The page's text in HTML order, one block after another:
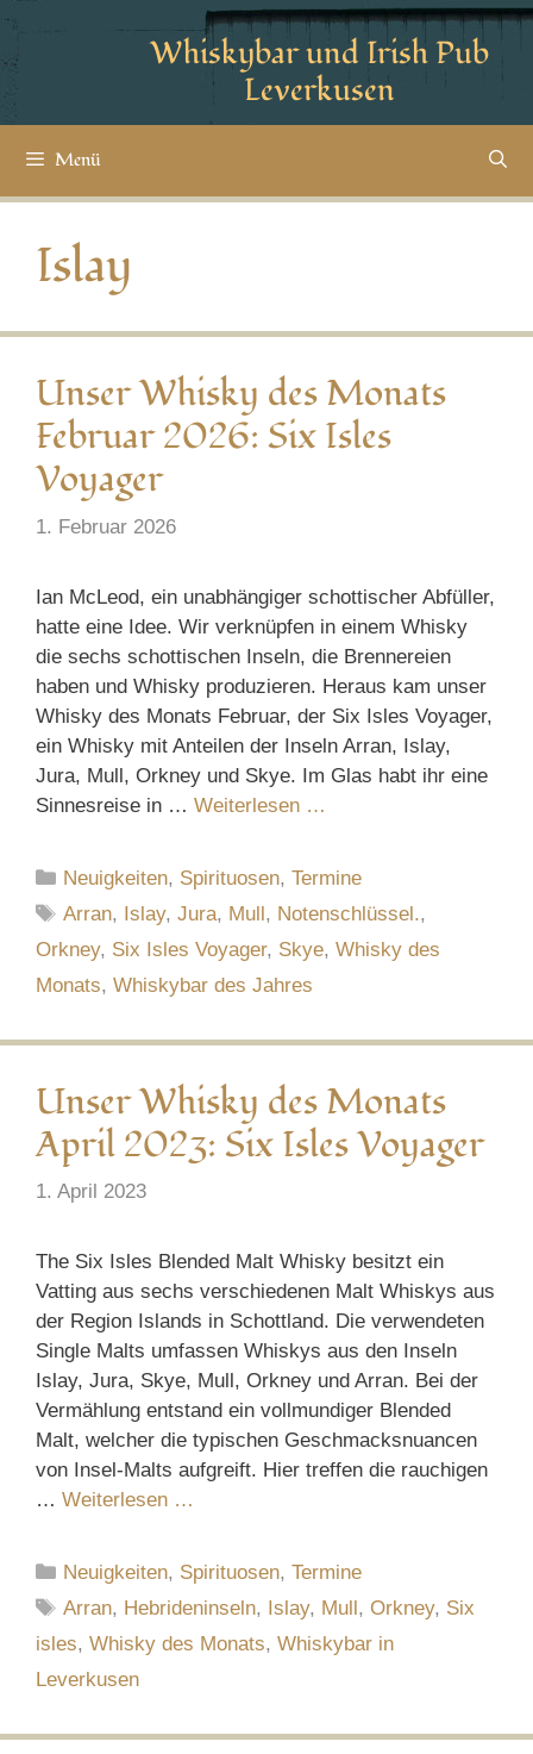
Whiskybar und Irish Pub
Leverkusen
Menü
Islay
Unser Whisky des Monats
Februar 2026: Six Isles
Voyager
1. Februar 2026
Ian McLeod, ein unabhängiger schottischer Abfüller,
hatte eine Idee. Wir verknüpfen in einem Whisky
die sechs schottischen Inseln, die Brennereien
haben und Whisky produzieren. Heraus kam unser
Whisky des Monats Februar, der Six Isles Voyager,
ein Whisky mit Anteilen der Inseln Arran, Islay,
Jura, Mull, Orkney und Skye. Im Glas habt ihr eine
Sinnesreise in … Weiterlesen …
Kategorien
Neuigkeiten, Spirituosen,Termine
Schlagwörter
Arran, Islay,Jura, Mull, Notenschlüssel.,
Orkney, Six Isles Voyager, Skye, Whisky des
Monats, Whiskybar des Jahres
Unser Whisky des Monats
April 2023: Six Isles Voyager
1. April 2023
The Six Isles Blended Malt Whisky besitzt ein
Vatting aus sechs verschiedenen Malt Whiskys aus
der Region Islands in Schottland. Die verwendeten
Single Malts umfassen Whiskys aus den Inseln
Islay, Jura, Skye, Mull, Orkney und Arran. Bei der
Vermählung entstand ein vollmundiger Blended
Malt, welcher die typischen Geschmacksnuancen
von Insel-Malts aufgreift. Hier treffen die rauchigen
… Weiterlesen …
Kategorien
Neuigkeiten, Spirituosen,Termine
Schlagwörter
Arran, Hebrideninseln, Islay, Mull,Orkney, Six
isles, Whisky des Monats, Whiskybar in
Leverkusen